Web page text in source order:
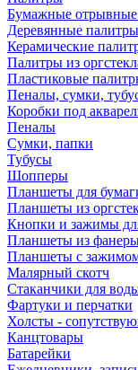
Бумажные
Деревянные палитры
Керамические
Палитры из
Пластиковые
Пеналы, сумки,
Коробки под
Пеналы
Сумки, папки
Тубусы
Шопперы
Планшеты для
Планшеты из
Кнопки и зажимы
Планшеты из
Планшеты с
Малярный скотч
Стаканчики для
Фартуки и перчатки
Холсты -
Канцтовары
Батарейки